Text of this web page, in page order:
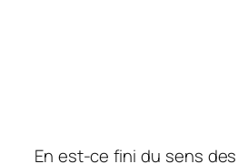
En est-ce fini du sens